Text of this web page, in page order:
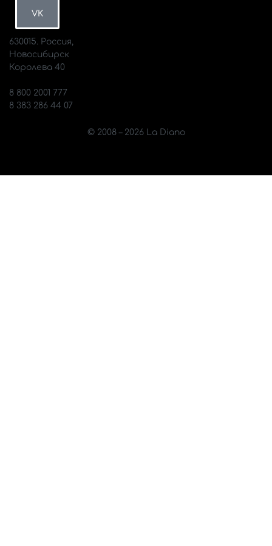
VK
630015. Россия,
Новосибирск
Королева 40
8 800 2001 777
8 383 286 44 07
© 2008 – 2026 La Diano